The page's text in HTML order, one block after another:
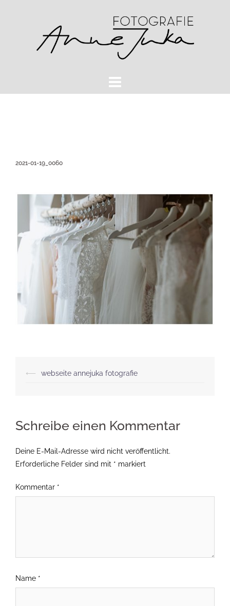
2021-01-19_0060
Beitragsnavigation
⟵ webseite annejuka fotografie
Schreibe einen Kommentar
Deine E-Mail-Adresse wird nicht veröffentlicht.
Erforderliche Felder sind mit * markiert
Kommentar *
Name *